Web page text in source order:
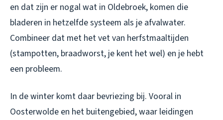
en dat zijn er nogal wat in Oldebroek, komen die
bladeren in hetzelfde systeem als je afvalwater.
Combineer dat met het vet van herfstmaaltijden
(stampotten, braadworst, je kent het wel) en je hebt
een probleem.
In de winter komt daar bevriezing bij. Vooral in
Oosterwolde en het buitengebied, waar leidingen